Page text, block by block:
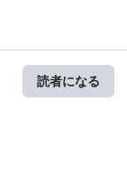
読者になる